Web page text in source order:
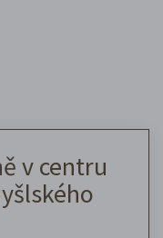
v centru